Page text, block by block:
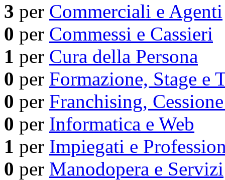
3 per Commerciali e Agenti
0 per Commessi e Cassieri
1 per Cura della Persona
0 per Formazione, Stage e
0 per Franchising,
0 per Informatica e Web
1 per Impiegati e
0 per Manodopera e Servizi